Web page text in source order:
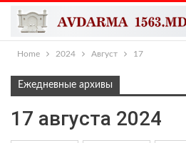
Home 2024 Август 17
Ежедневные архивы
17 августа 2024